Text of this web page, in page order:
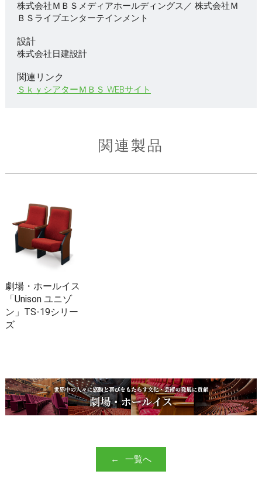
株式会社ＭＢＳメディアホールディングス／ 株式会社Ｍ
ＢＳライブエンターテインメント
設計
株式会社日建設計
関連リンク
ＳｋｙシアターＭＢＳ WEBサイト
関連製品
劇場・ホールイス
「Unison ユニゾ
ン」TS-19シリー
ズ
一覧へ